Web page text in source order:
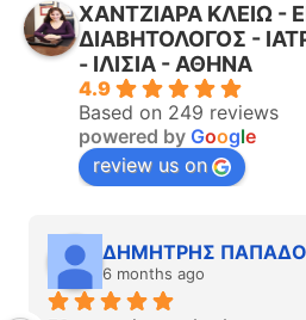
ΧΑΝΤΖΙΑΡΑ ΚΛΕΙΩ -
ΔΙΑΒΗΤΟΛΟΓΟΣ -
- ΙΛΙΣΙΑ - ΑΘΗΝΑ
4.9
Based on 249 reviews
powered by Google
review us on
ΔΗΜΗΤΡΗΣ
6 months ago